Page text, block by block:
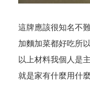
這牌應該很知名不
加麵加菜都好吃所
以上材料我個人是
就是家有什麼用什